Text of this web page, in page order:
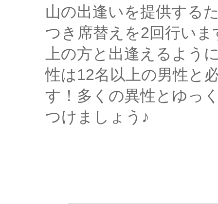
山の出逢いを提供する
つき席替えを2回行い
上の方と出逢えるよう
性は12名以上の男性と
す！多くの異性とゆっ
つけましょう♪